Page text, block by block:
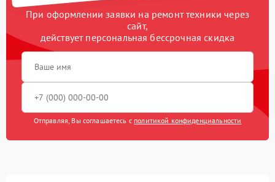
При оформлении заявки на ремонт техники через
сайт,
действует персональная бессрочная скидка
Отправляя, Вы соглашаетесь с политикой конфиденциальности